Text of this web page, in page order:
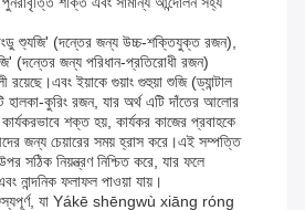
শ্যুজি' (দন্তের জন্য উচ্চ-শক্তিযুক্ত রজন),
(দন্তের জন্য পরিধান-প্রতিরোধী রজন)
রয়েছে।এবং ইয়াকে গুয়াং গুহুয়া শুজি (ড্যান্টাল
হালকা-কুরিং রজন, যার অর্থ এটি দাঁতের আলোর
শক্ত হয়, কার্যকর কাজের প্রবাহকে
জন্য চেয়ারের সময় হ্রাস করে।এই সম্পত্তি
সঠিক নিয়ন্ত্রণ নিশ্চিত করে, যার ফলে
নান্দনিক ফলাফল পাওয়া যায়।
যা Yákē shēngwù xiāng róng